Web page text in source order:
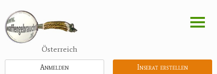
zum
Inhalt
Österreich
Inserat erstellen
Anmelden